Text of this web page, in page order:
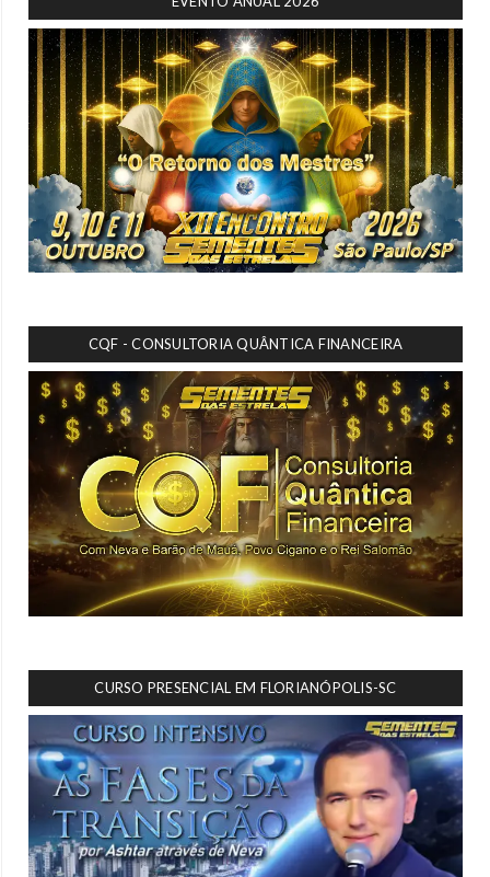
CQF - CONSULTORIA QUÂNTICA FINANCEIRA
CURSO PRESENCIAL EM FLORIANÓPOLIS-SC